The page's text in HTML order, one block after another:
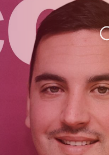
Приём в
академию
детей